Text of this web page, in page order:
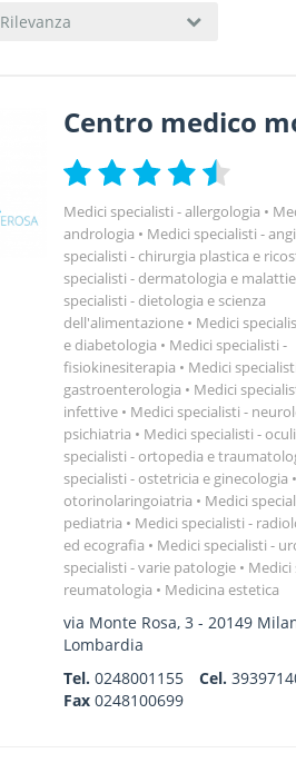
Rilevanza
Centro medico
Medici specialisti - allergologia
andrologia
Medici specialisti -
specialisti - chirurgia plastica e
specialisti - dermatologia e
specialisti - dietologia e scienza
dell'alimentazione
Medici
e diabetologia
Medici specialisti -
fisiokinesiterapia
Medici
gastroenterologia
Medici
infettive
Medici specialisti -
psichiatria
Medici specialisti -
specialisti - ortopedia e
specialisti - ostetricia e ginecologia
otorinolaringoiatria
Medici
pediatria
Medici specialisti -
ed ecografia
Medici specialisti -
specialisti - varie patologie
Medici
reumatologia
Medicina estetica
via Monte Rosa, 3 -20149
Lombardia
Tel.0248001155 Cel.
Fax0248100699